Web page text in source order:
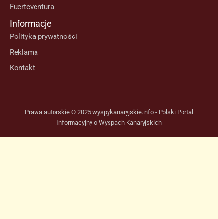
Fuerteventura
Informacje
Polityka prywatności
Reklama
Kontakt
Prawa autorskie © 2025 wyspykanaryjskie.info - Polski Portal
Informacyjny o Wyspach Kanaryjskich